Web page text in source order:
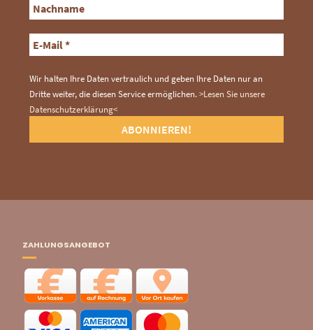
Wir halten Ihre Daten vertraulich und geben Ihre Daten nur an
Dritte weiter, die diesen Service ermöglichen.>Lesen Sie unsere
Datenschutzerklärung<
ZAHLUNGSANGEBOT